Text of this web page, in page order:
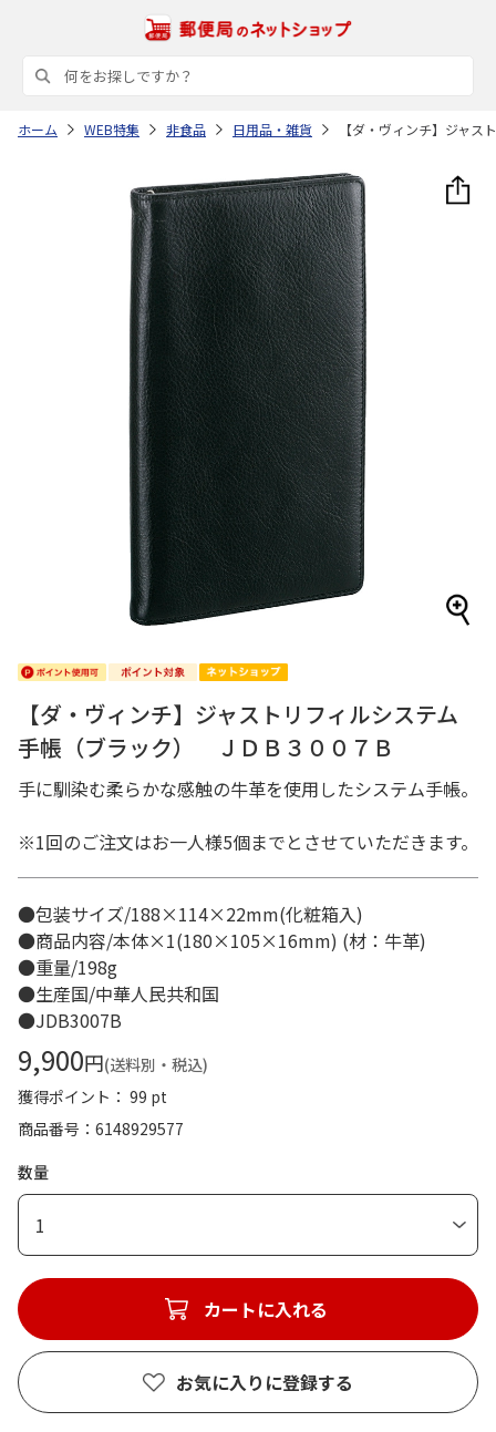
ホーム WEB特集 非食品 日用品・雑貨 【ダ・ヴィンチ】ジャ
【ダ・ヴィンチ】ジャストリフィルシステム
手帳（ブラック） ＪＤＢ３００７Ｂ
手に馴染む柔らかな感触の牛革を使用したシステム手帳。
※1回のご注文はお一人様5個までとさせていただきます。
●包装サイズ/188×114×22mm(化粧箱入)
●商品内容/本体×1(180×105×16mm) (材：牛革)
●重量/198g
●生産国/中華人民共和国
●JDB3007B
9,900円(送料別・税込)
獲得ポイント： 99 pt
商品番号
6148929577
数量
1
カートに入れる
お気に入りに登録する